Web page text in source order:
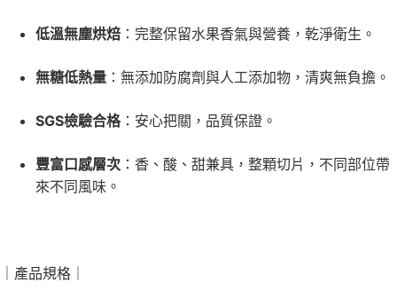
低溫無塵烘焙 ：完整保留水果香氣與營養，乾淨衛生。
無糖低熱量 ：無添加防腐劑與人工添加物，清爽無負擔。
SGS檢驗合格：安心把關，品質保證。
豐富口感層次 ：香、酸、甜兼具，整顆切片，不同部位帶
來不同風味。
｜產品規格｜